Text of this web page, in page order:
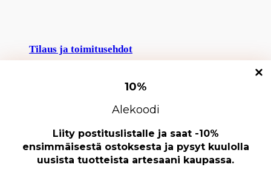
tallentaaksemme ja/tai käyttääksemme laitetietoja. Näiden tekniikoiden hyväksyminen
antaa meille mahdollisuuden käsitellä tietoja, kuten selauskäyttäytymistä tai yksilöllisiä
tunnuksia tällä sivustolla. Suostumuksen jättäminen tai peruuttaminen voi vaikuttaa
haitallisesti tiettyihin ominaisuuksiin ja toimintoihin.
10%
Alekoodi
Liity postituslistalle ja saat -10%
ensimmäisestä ostoksesta ja pysyt kuulolla
uusista tuotteista artesaani kaupassa.
Tilaus ja toimitusehdot